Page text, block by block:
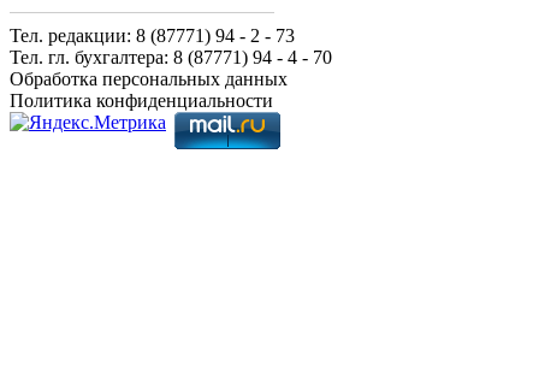
Тел. редакции: 8 (87771) 94 - 2 - 73
Тел. гл. бухгалтера: 8 (87771) 94 - 4 - 70
Обработка персональных данных
Политика конфиденциальности